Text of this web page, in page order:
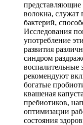
представляющие
волокна, служат
бактерий,
Исследования
употребление
развития
синдром
воспалительные
рекомендуют
богатые
квашеная
пребиотиков,
оптимизации
состояния